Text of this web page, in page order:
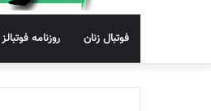
فوتبال زنان روزنامه فوتبالز